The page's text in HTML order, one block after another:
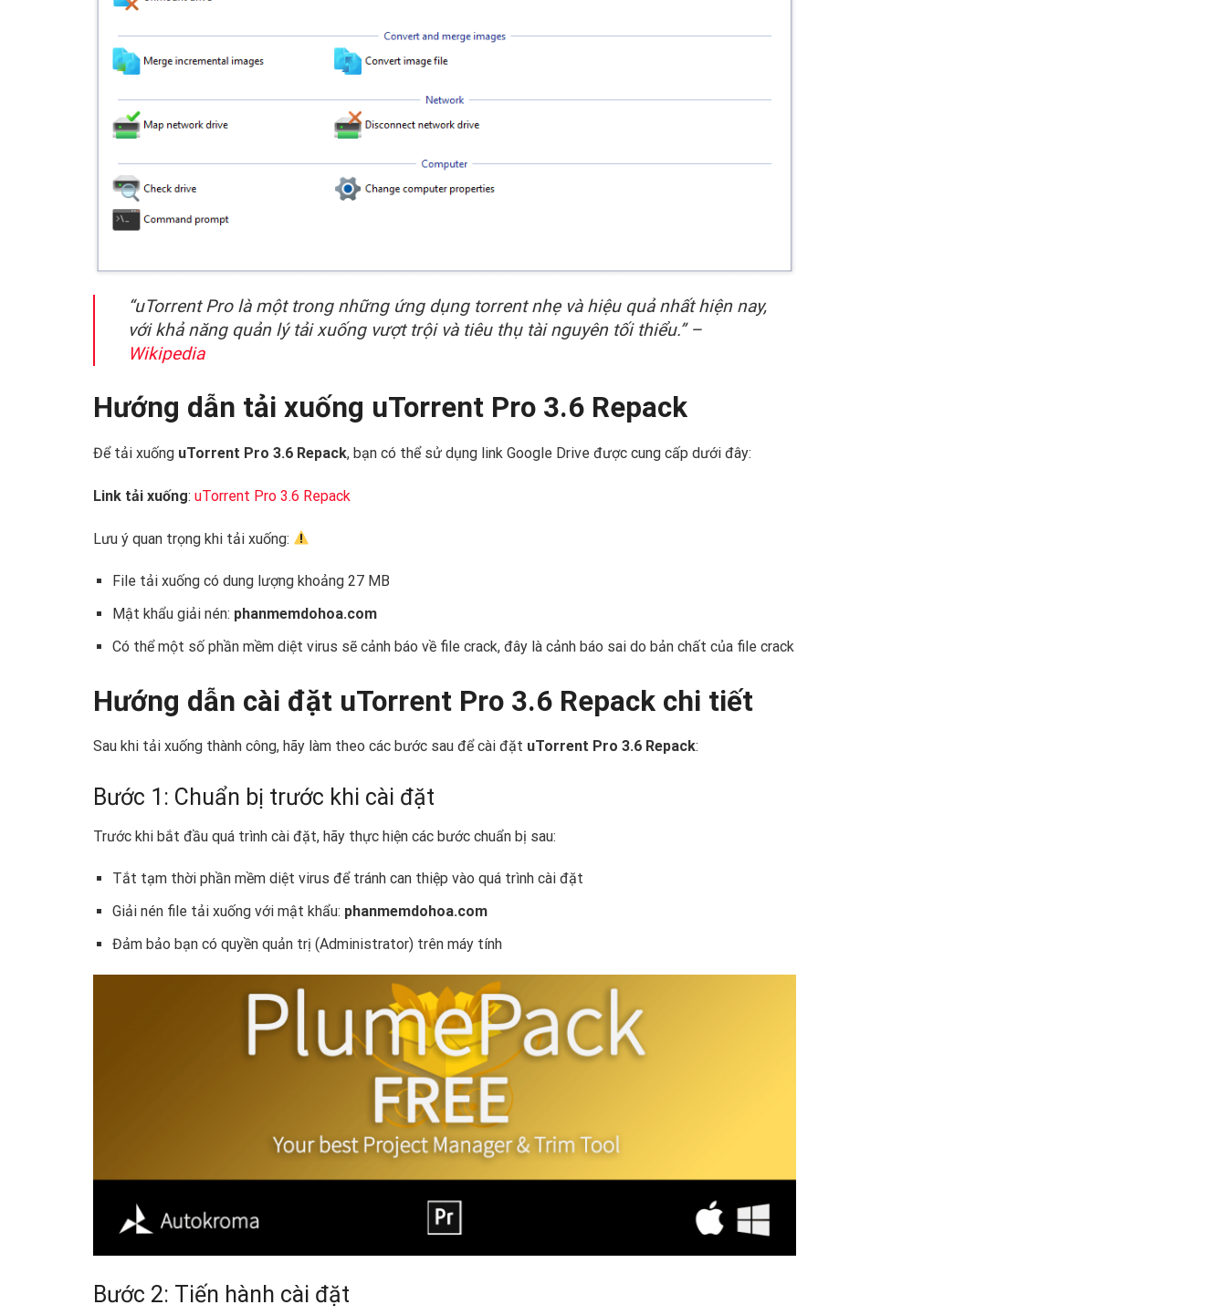
“uTorrent Pro là một trong những ứng dụng torrent nhẹ và hiệu quả nhất hiện nay,
với khả năng quản lý tải xuống vượt trội và tiêu thụ tài nguyên tối thiểu.” –
Wikipedia
Hướng dẫn tải xuống uTorrent Pro 3.6 Repack
Để tải xuống uTorrent Pro 3.6 Repack, bạn có thể sử dụng link Google Drive được cung cấp dưới đây:
Link tải xuống: uTorrent Pro 3.6 Repack
Lưu ý quan trọng khi tải xuống:
File tải xuống có dung lượng khoảng 27 MB
Mật khẩu giải nén: phanmemdohoa.com
Có thể một số phần mềm diệt virus sẽ cảnh báo về file crack, đây là cảnh báo sai do bản chất của file crack
Hướng dẫn cài đặt uTorrent Pro 3.6 Repack chi tiết ️
Sau khi tải xuống thành công, hãy làm theo các bước sau để cài đặt uTorrent Pro 3.6 Repack:
Bước 1: Chuẩn bị trước khi cài đặt
Trước khi bắt đầu quá trình cài đặt, hãy thực hiện các bước chuẩn bị sau:
Tắt tạm thời phần mềm diệt virus để tránh can thiệp vào quá trình cài đặt
Giải nén file tải xuống với mật khẩu: phanmemdohoa.com
Đảm bảo bạn có quyền quản trị (Administrator) trên máy tính
Bước 2: Tiến hành cài đặt